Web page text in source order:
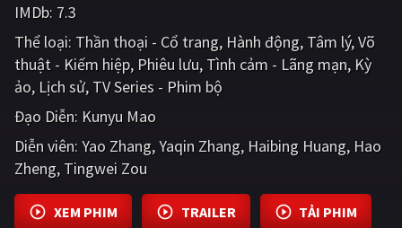
CẬP NHẬT
PHIM MỚI
PHIM BỘ
PHIM LẺ
PHIM CHIẾU RẠP
TUYỂN TẬP PHIM
IMDb: 7.3
Thể loại: Thần thoại - Cổ trang Hành động Tâm lý Võ
thuật - Kiếm hiệp Phiêu lưu Tình cảm - Lãng mạn Kỳ
ảo Lịch sử TV Series - Phim bộ
Đạo Diễn: Kunyu Mao
Diễn viên: Yao Zhang Yaqin Zhang Haibing Huang Hao
Zheng Tingwei Zou
XEM PHIM TRAILER TẢI PHIM